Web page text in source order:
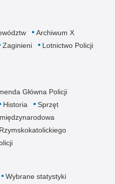
Archiwum X
Zaginieni
Lotnictwo Policji
Główna Policji
Historia
Sprzęt
Wybrane statystyki